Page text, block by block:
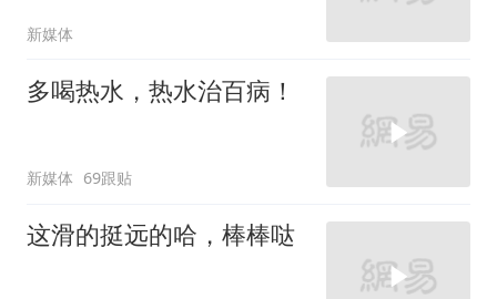
新媒体
多喝热水，热水治百病！
新媒体 69跟贴
这滑的挺远的哈，棒棒哒